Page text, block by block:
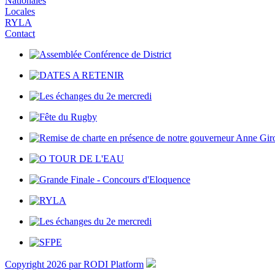
Locales
RYLA
Contact
Assemblée Conférence de District
DATES A RETENIR
Les échanges du 2e mercredi
Fête du Rugby
Remise de charte en présence de notre gouverneur Anne
O TOUR DE L'EAU
Grande Finale - Concours d'Eloquence
RYLA
Les échanges du 2e mercredi
SFPE
Copyright 2026 par RODI Platform